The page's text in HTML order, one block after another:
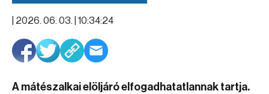
2026. 06. 03. | 10:34:24
A mátészalkai elöljáró elfogadhatatlannak tartja.